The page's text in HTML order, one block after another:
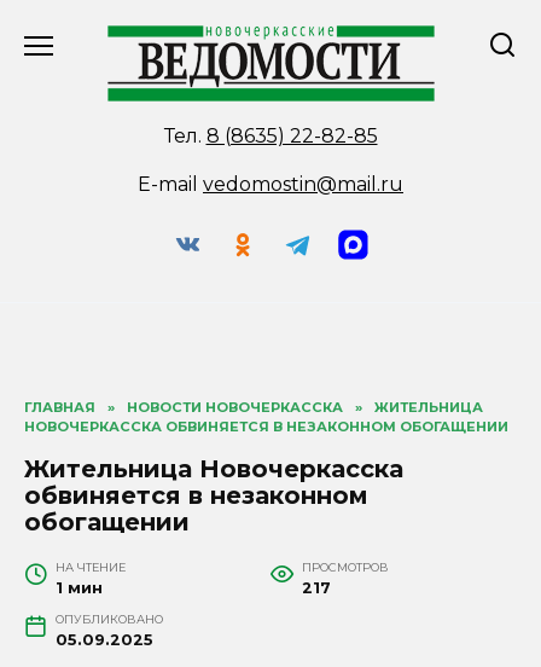
Тел. 8 (8635) 22-82-85
E-mail vedomostin@mail.ru
ГЛАВНАЯ » НОВОСТИ НОВОЧЕРКАССКА »
ЖИТЕЛЬНИЦА
НОВОЧЕРКАССКА ОБВИНЯЕТСЯ В НЕЗАКОННОМ ОБОГАЩЕНИИ
Жительница Новочеркасска
обвиняется в незаконном
обогащении
НА ЧТЕНИЕ
1 мин
ПРОСМОТРОВ
217
ОПУБЛИКОВАНО
05.09.2025